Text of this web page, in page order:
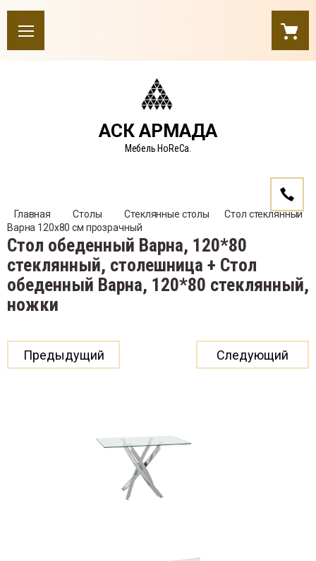
АСК АРМАДА
Мебель HoReCa.
Главная Столы Стеклянные столы
    Стол стеклянный
Варна 120x80 см прозрачный
Стол обеденный Варна, 120*80
стеклянный, столешница + Стол
обеденный Варна, 120*80 стеклянный,
ножки
Предыдущий Следующий